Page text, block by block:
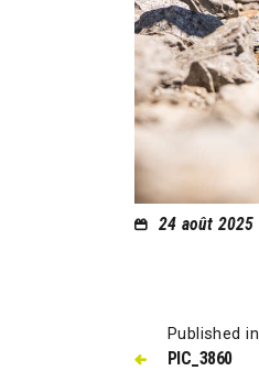
24 août 2025
Published in
PIC_3860